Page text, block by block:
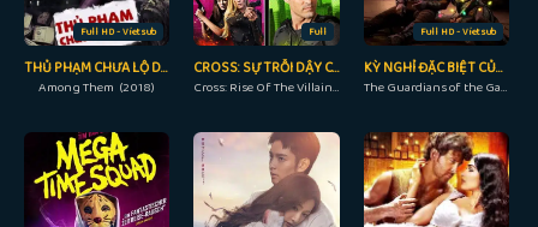
Full HD - Vietsub
THỦ PHẠM CHƯA LỘ DIỆN
Among Them (2018)
Full
CROSS: SỰ TRỖI DẬY CỦA NHỮNG KẺ PHẢN DIỆN
Cross: Rise Of The Villains (2019)
Full HD - Vietsub
KỲ NGHỈ ĐẶC BIỆT CỦA VỆ BINH DẢI NGÂN HÀ
The Guardians of the Galaxy Holiday Special (2022)